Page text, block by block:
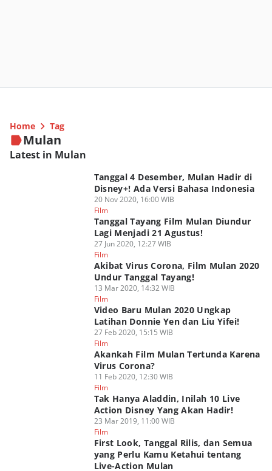
Home Tag
Mulan
Latest in Mulan
Tanggal 4 Desember, Mulan Hadir di
Disney+! Ada Versi Bahasa Indonesia
20 Nov 2020, 16:00 WIB
Film
Tanggal Tayang Film Mulan Diundur
Lagi Menjadi 21 Agustus!
27 Jun 2020, 12:27 WIB
Film
Akibat Virus Corona, Film Mulan 2020
Undur Tanggal Tayang!
13 Mar 2020, 14:32 WIB
Film
Video Baru Mulan 2020 Ungkap
Latihan Donnie Yen dan Liu Yifei!
27 Feb 2020, 15:15 WIB
Film
Akankah Film Mulan Tertunda Karena
Virus Corona?
11 Feb 2020, 12:30 WIB
Film
Tak Hanya Aladdin, Inilah 10 Live
Action Disney Yang Akan Hadir!
23 Mar 2019, 11:00 WIB
Film
First Look, Tanggal Rilis, dan Semua
yang Perlu Kamu Ketahui tentang
Live-Action Mulan